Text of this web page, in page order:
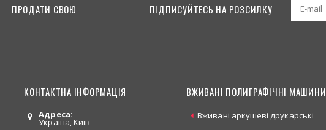
ПРОДАТИ СВОЮ
ПІДПИСУЙТЕСЬ НА РОЗСИЛКУ
КОНТАКТНА ІНФОРМАЦІЯ
Адреса:
Україна, Київ
ВЖИВАНІ ПОЛИГРАФІЧНІ МАШИНИ
Вживані аркушеві друкарські